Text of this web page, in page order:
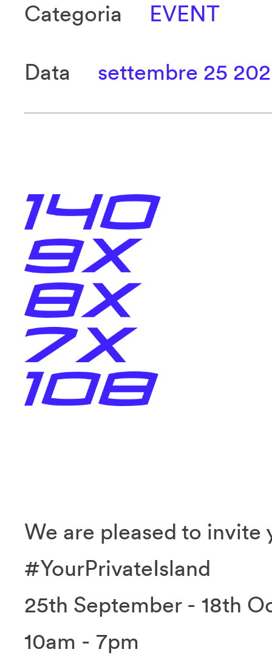
Categoria EVENT
Data settembre 25
We are pleased to invite
#YourPrivateIsland
25th September - 18th
10am - 7pm